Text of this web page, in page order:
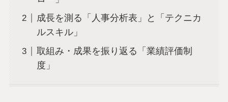
成長を測る「人事分析表」と「テクニカ
ルスキル」
取組み・成果を振り返る「業績評価制
度」